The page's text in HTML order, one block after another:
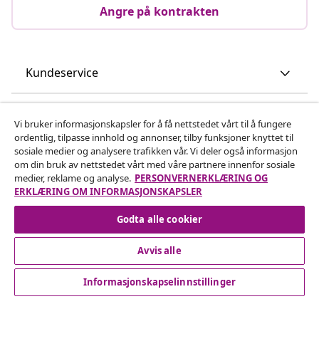
Angre på kontrakten
Kundeservice
vidaXL
Oppdag mer
Vi bruker informasjonskapsler for å få nettstedet vårt til å fungere
ordentlig, tilpasse innhold og annonser, tilby funksjoner knyttet til
sosiale medier og analysere trafikken vår. Vi deler også informasjon
om din bruk av nettstedet vårt med våre partnere innenfor sosiale
medier, reklame og analyse. PERSONVERNERKLÆRING OG
ERKLÆRING OM INFORMASJONSKAPSLER
Godta alle cookier
Avvis alle
Informasjonskapselinnstillinger